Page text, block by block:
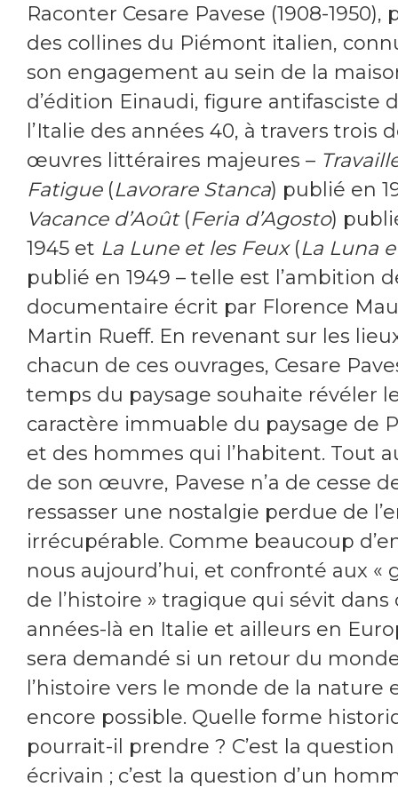
Raconter Cesare Pavese (1908-1950),
des collines du Piémont italien,
son engagement au sein de la
d’édition Einaudi, figure antifasciste
l’Italie des années 40, à travers trois
œuvres littéraires majeures –
Fatigue (Lavorare Stanca) publié en
Vacance d’Août(Feria d’Agosto)
1945 et La Lune et les Feux(La Luna
publié en 1949 – telle est l’ambition
documentaire écrit par Florence
Martin Rueff. En revenant sur les
chacun de ces ouvrages, Cesare
temps du paysage souhaite révéler
caractère immuable du paysage de
et des hommes qui l’habitent. Tout
de son œuvre, Pavese n’a de cesse
ressasser une nostalgie perdue de
irrécupérable. Comme beaucoup
nous aujourd’hui, et confronté aux «
de l’histoire » tragique qui sévit dans
années-là en Italie et ailleurs en
sera demandé si un retour du
l’histoire vers le monde de la nature
encore possible. Quelle forme
pourrait-il prendre ? C’est la question
écrivain ; c’est la question d’un